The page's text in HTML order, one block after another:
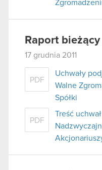
Raport
17 grudnia 2011
PDF
Uchwały
Walne
Spółki
PDF
Treść